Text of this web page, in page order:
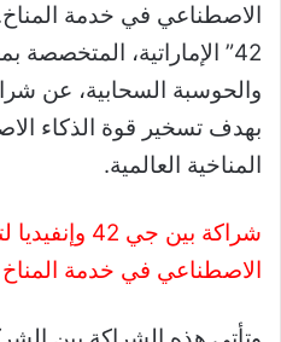
الاصطناعي في خدمة
42” الإماراتية،
والحوسبة السحابية، عن
بهدف تسخير قوة الذكاء
المناخية العالمية.
شراكة بين جي
الاصطناعي في خدمة المناخ